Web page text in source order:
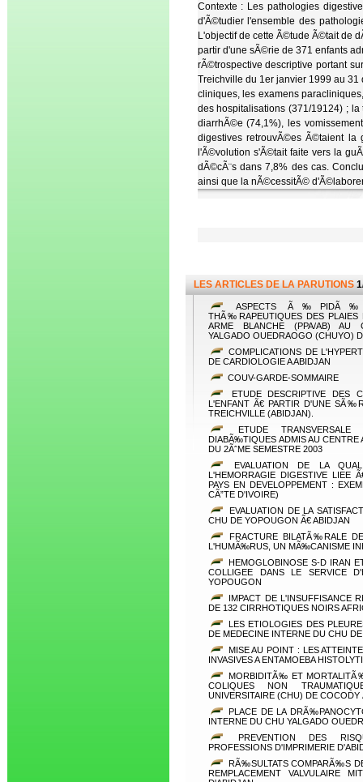
Contexte : Les pathologies
d'Ã©tudier l'ensemble des
L'objectif de cette Ã©tude Ã©tait de
partir d'une sÃ©rie de 371 enfants
rÃ©trospective descriptive portant
Treichville du 1er janvier 1999 au
cliniques, les examens
des hospitalisations (371/19124) ;
diarrhÃ©e (74,1%), les
digestives retrouvÃ©es Ã©taient la
l'Ã©volution s'Ã©tait faite vers la
dÃ©cÃ¨s dans 7,8% des cas.
ainsi que la nÃ©cessitÃ©
LES ARTICLES DE LA PARUTIONS
ASPECTS
THÃ‰RAPEUTIQUES DES
ARME BLANCHE (PPA/AB) AU
YALGADO OUEDRAOGO (CHUYO)
COMPLICATIONS DE
DE CARDIOLOGIE A ABIDJAN
COUV-GARDE-SOMMAIRE
ETUDE DESCRIPTIVE DES
L'ENFANT Ã€ PARTIR D'UNE
TREICHVILLE (ABIDJAN).
ETUDE TRANSVERSALE
DIABÃ‰TIQUES ADMIS AU
DU 2ÃˆME SEMESTRE 2003
EVALUATION DE LA
L'HEMORRAGIE DIGESTIVE LIEE
PAYS EN DEVELOPPEMENT :
CÃ”TE D'IVOIRE)
EVALUATION DE LA
CHU DE YOPOUGON Ã€ ABIDJAN
FRACTURE BILATÃ‰RALE
L'HUMÃ‰RUS, UN MÃ‰CANISME
HEMOGLOBINOSE S-D IRAN
COLLIGEE DANS LE SERVICE
YOPOUGON
IMPACT DE L'INSUFFISANCE
DE 132 CIRRHOTIQUES NOIRS
LES ETIOLOGIES DES
DE MEDECINE INTERNE DU CHU
MISE AU POINT : LES
INVASIVES A ENTAMOEBA
MORBIDITÃ‰ ET
COLIQUES NON
UNIVERSITAIRE (CHU) DE COCODY
PLACE DE LA
INTERNE DU CHU YALGADO
PREVENTION DES
PROFESSIONS D'IMPRIMERIE
RÃ‰SULTATS COMPARÃ‰S
REMPLACEMENT VALVULAIRE